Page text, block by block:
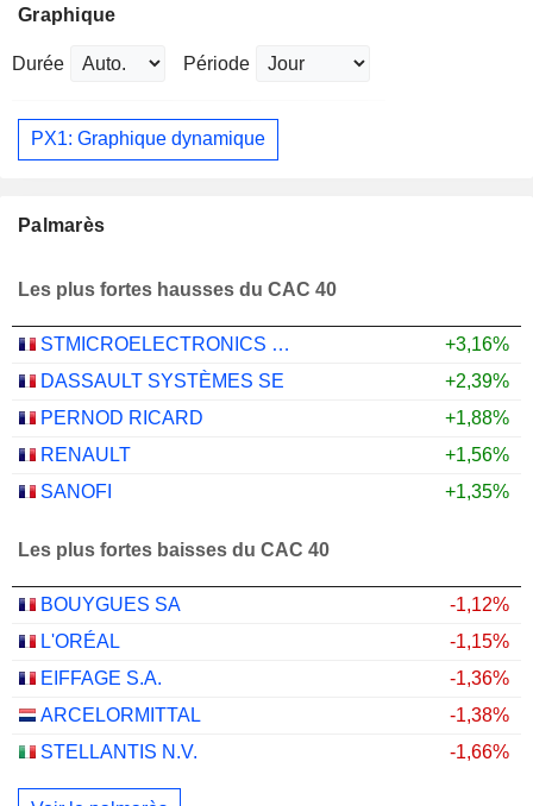
Graphique
Durée Période
PX1: Graphique dynamique
Palmarès
Les plus fortes hausses du CAC 40
STMICROELECTRONICS N.V.
+3,16%
DASSAULT SYSTÈMES SE
+2,39%
PERNOD RICARD
+1,88%
RENAULT
+1,56%
SANOFI
+1,35%
Les plus fortes baisses du CAC 40
BOUYGUES SA
-1,12%
L'ORÉAL
-1,15%
EIFFAGE S.A.
-1,36%
ARCELORMITTAL
-1,38%
STELLANTIS N.V.
-1,66%